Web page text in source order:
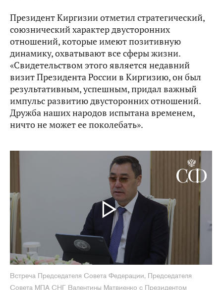
Президент Киргизии отметил стратегический,
союзнический характер двусторонних
отношений, которые имеют позитивную
динамику, охватывают все сферы жизни.
«Свидетельством этого является недавний
визит Президента России в Киргизию, он был
результативным, успешным, придал важный
импульс развитию двусторонних отношений.
Дружба наших народов испытана временем,
ничто не может ее поколебать».
Встреча Председателя Совета Федерации, Председателя
Совета МПА СНГ Валентины Матвиенко с Президентом